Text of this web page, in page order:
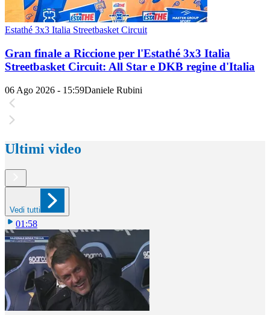
Estathé 3x3 Italia Streetbasket Circuit
Gran finale a Riccione per l'Estathé 3x3 Italia
Streetbasket Circuit: All Star e DKB regine d'Italia
06 Ago 2026 - 15:59Daniele Rubini
Ultimi video
Vedi tutti
01:58